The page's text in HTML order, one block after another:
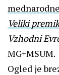
Veliki
Vzhodni
MG+MSUM.
Ogled je